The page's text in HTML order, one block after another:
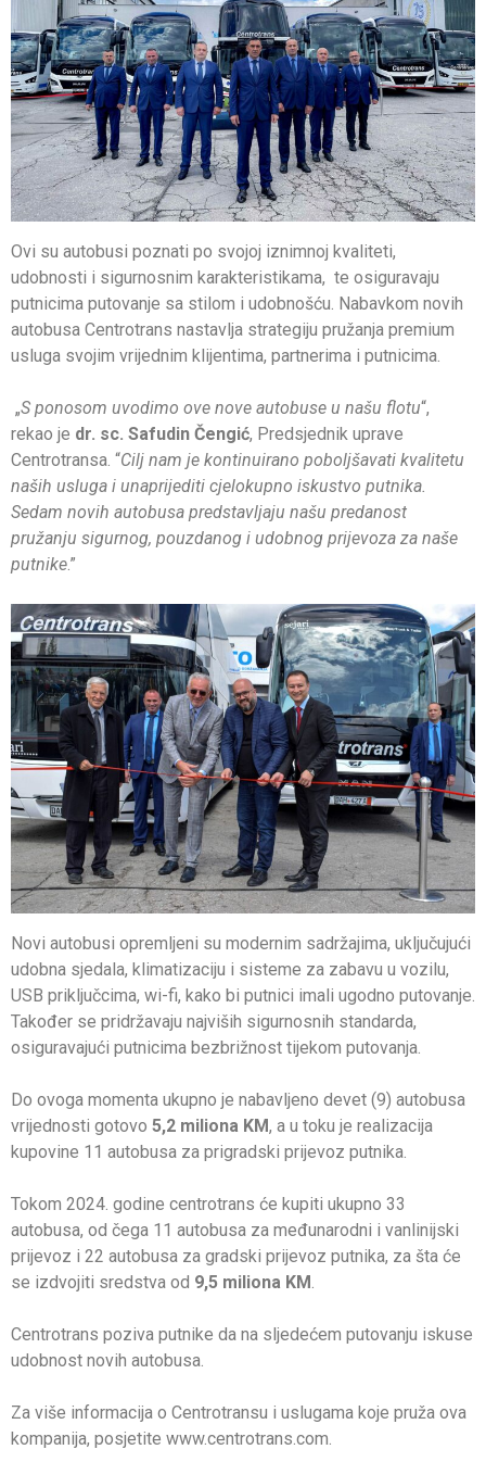
Ovi su autobusi poznati po svojoj iznimnoj kvaliteti,
udobnosti i sigurnosnim karakteristikama, te osiguravaju
putnicima putovanje sa stilom i udobnošću. Nabavkom novih
autobusa Centrotrans nastavlja strategiju pružanja premium
usluga svojim vrijednim klijentima, partnerima i putnicima.
„S ponosom uvodimo ove nove autobuse u našu flotu“,
rekao je dr. sc. Safudin Čengić, Predsjednik uprave
Centrotransa. “Cilj nam je kontinuirano poboljšavati kvalitetu
naših usluga i unaprijediti cjelokupno iskustvo putnika.
Sedam novih autobusa predstavljaju našu predanost
pružanju sigurnog, pouzdanog i udobnog prijevoza za naše
putnike.”
Novi autobusi opremljeni su modernim sadržajima, uključujući
udobna sjedala, klimatizaciju i sisteme za zabavu u vozilu,
USB priključcima, wi-fi, kako bi putnici imali ugodno putovanje.
Također se pridržavaju najviših sigurnosnih standarda,
osiguravajući putnicima bezbrižnost tijekom putovanja.
Do ovoga momenta ukupno je nabavljeno devet (9) autobusa
vrijednosti gotovo 5,2 miliona KM, a u toku je realizacija
kupovine 11 autobusa za prigradski prijevoz putnika.
Tokom 2024. godine centrotrans će kupiti ukupno 33
autobusa, od čega 11 autobusa za međunarodni i vanlinijski
prijevoz i 22 autobusa za gradski prijevoz putnika, za šta će
se izdvojiti sredstva od 9,5 miliona KM.
Centrotrans poziva putnike da na sljedećem putovanju iskuse
udobnost novih autobusa.
Za više informacija o Centrotransu i uslugama koje pruža ova
kompanija, posjetite www.centrotrans.com.